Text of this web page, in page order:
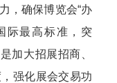
，确保博览会“办
际最高标准，突
加大招展招商、
强化展会交易功